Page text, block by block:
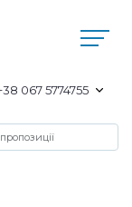
067 5774755